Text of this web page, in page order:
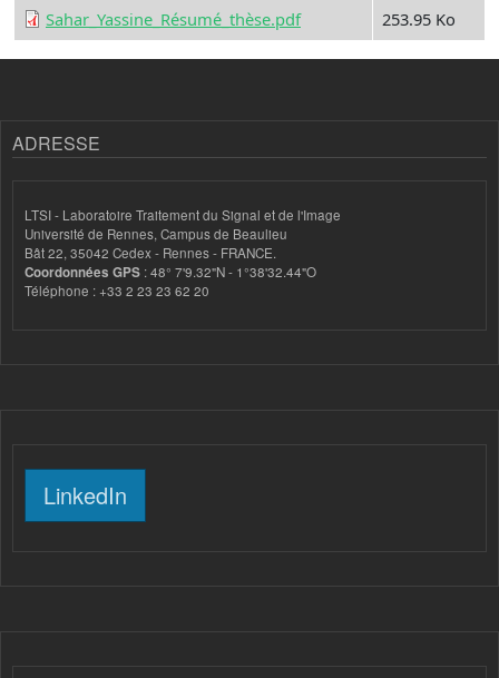
Sahar_Yassine_Résumé_thèse.pdf
253.95 Ko
ADRESSE
LTSI - Laboratoire Traitement du Signal et de l'Image
Université de Rennes, Campus de Beaulieu
Bât 22, 35042 Cedex - Rennes - FRANCE.
Coordonnées GPS : 48° 7'9.32"N - 1°38'32.44"O
Téléphone : +33 2 23 23 62 20
LinkedIn